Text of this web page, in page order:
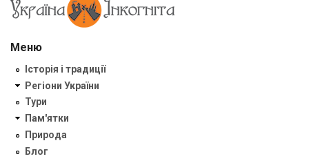
Меню
Історія і традиції
Регіони України
Тури
Пам'ятки
Природа
Блог